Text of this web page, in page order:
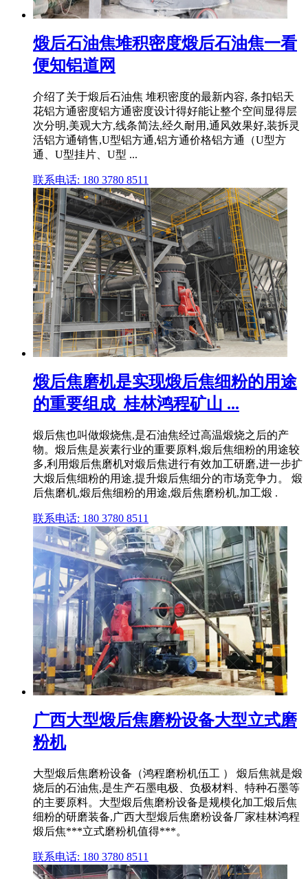
煅后石油焦堆积密度煅后石油焦一看
便知铝道网
介绍了关于煅后石油焦 堆积密度的最新内容, 条扣铝天
花铝方通密度铝方通密度设计得好能让整个空间显得层
次分明,美观大方,线条简法,经久耐用,通风效果好,装拆灵
活铝方通销售,U型铝方通,铝方通价格铝方通（U型方
通、U型挂片、U型 ...
联系电话: 180 3780 8511
煅后焦磨机是实现煅后焦细粉的用途
的重要组成_桂林鸿程矿山 ...
煅后焦也叫做煅烧焦,是石油焦经过高温煅烧之后的产
物。煅后焦是炭素行业的重要原料,煅后焦细粉的用途较
多,利用煅后焦磨机对煅后焦进行有效加工研磨,进一步扩
大煅后焦细粉的用途,提升煅后焦细分的市场竞争力。 煅
后焦磨机,煅后焦细粉的用途,煅后焦磨粉机,加工煅 .
联系电话: 180 3780 8511
广西大型煅后焦磨粉设备大型立式磨
粉机
大型煅后焦磨粉设备（鸿程磨粉机伍工 ） 煅后焦就是煅
烧后的石油焦,是生产石墨电极、负极材料、特种石墨等
的主要原料。大型煅后焦磨粉设备是规模化加工煅后焦
细粉的研磨装备,广西大型煅后焦磨粉设备厂家桂林鸿程
煅后焦***立式磨粉机值得***。
联系电话: 180 3780 8511